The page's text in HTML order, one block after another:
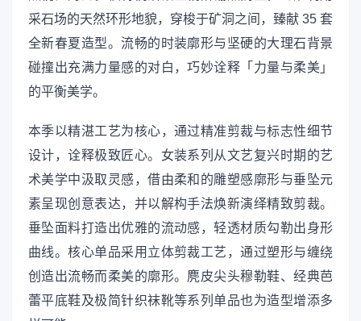
采石场的天然环形地貌，穿梭于矿洞之间，臻献 35 套
全新春夏造型。流畅的时装廓形与坚硬的大理石背景
碰撞出充满力量感的对白，巧妙诠释「力量与柔美」
的平衡美学。
本季以精湛工艺为核心，通过精准剪裁与标志性细节
设计，诠释极致匠心。女装系列从文艺复兴时期的艺
术美学中汲取灵感，借由柔和的雕塑感廓形与垂坠元
素呈现创意表达，并以解构手法焕新演绎精致剪裁。
垂坠面料打造出优雅的流动感，轻透材质勾勒出身形
曲线。核心单品采用立体剪裁工艺，通过塑形与缠绕
创造出流畅而柔美的廓形。麂皮尖头穆勒鞋、经典芭
蕾平底鞋及极简针织袜靴等系列单品也为造型增添多